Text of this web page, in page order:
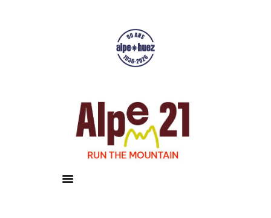
Résultats
Galerie
Infos pratiques